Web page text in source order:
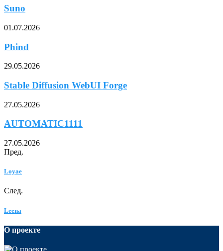
Suno
01.07.2026
Phind
29.05.2026
Stable Diffusion WebUI Forge
27.05.2026
AUTOMATIC1111
27.05.2026
Пред.
Loyae
След.
Leena
О проекте